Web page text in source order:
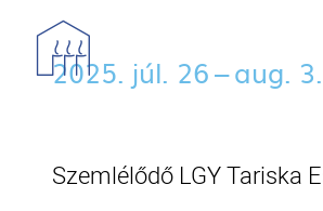
2025. júl. 26 – aug. 3.
Szemlélődő LGY Tariska